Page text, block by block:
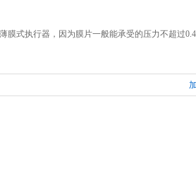
式执行器，因为膜片一般能承受的压力不超过